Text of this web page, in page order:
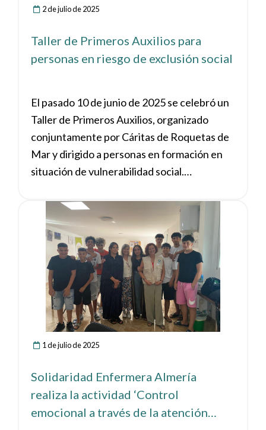
2 de julio de 2025
Taller de Primeros Auxilios para
personas en riesgo de exclusión social
El pasado 10 de junio de 2025 se celebró un
Taller de Primeros Auxilios, organizado
conjuntamente por Cáritas de Roquetas de
Mar y dirigido a personas en formación en
situación de vulnerabilidad social.
alumnas de los talleres de Formación
ocupacional e inserción laboral que gestiona
Cáritas.
1 de julio de 2025
Solidaridad Enfermera Almería
realiza la actividad ‘Control
emocional a través de la atención